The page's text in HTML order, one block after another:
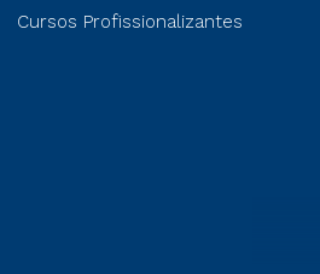
Cursos Profissionalizantes